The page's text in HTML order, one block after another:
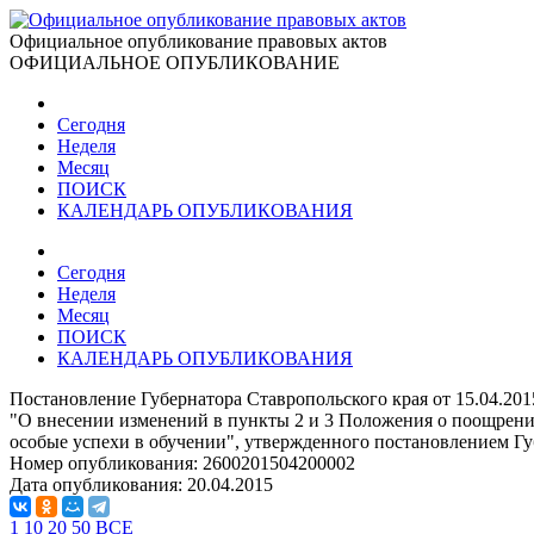
Официальное опубликование правовых актов
ОФИЦИАЛЬНОЕ ОПУБЛИКОВАНИЕ
Сегодня
Неделя
Месяц
ПОИСК
КАЛЕНДАРЬ ОПУБЛИКОВАНИЯ
Сегодня
Неделя
Месяц
ПОИСК
КАЛЕНДАРЬ ОПУБЛИКОВАНИЯ
Постановление Губернатора Ставропольского края от
"О внесении изменений в пункты 2 и 3 Положения о
особые успехи в обучении", утвержденного постановлением
Номер опубликования: 2600201504200002
Дата опубликования: 20.04.2015
1 10 20 50 ВСЕ